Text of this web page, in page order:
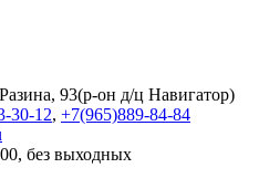
93(р-он д/ц Навигатор)
30-12, +7(965)889-84-84
без выходных